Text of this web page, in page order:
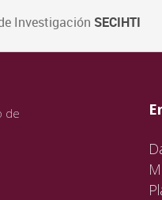
Investigación SECIHTI